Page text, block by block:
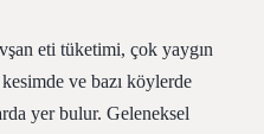
eti tüketimi, çok yaygın
ve bazı köylerde
yer bulur. Geleneksel